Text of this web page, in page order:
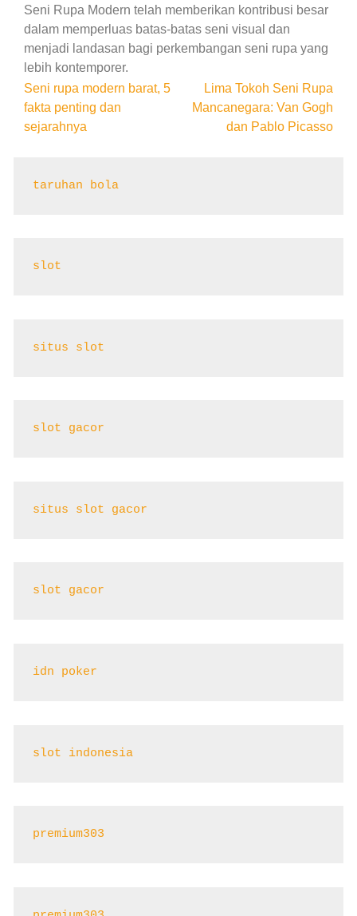
Seni Rupa Modern telah memberikan kontribusi besar
dalam memperluas batas-batas seni visual dan
menjadi landasan bagi perkembangan seni rupa yang
lebih kontemporer.
Post
navigation
Seni rupa modern barat, 5
fakta penting dan
sejarahnya
Lima Tokoh Seni Rupa
Mancanegara: Van Gogh
dan Pablo Picasso
taruhan bola
slot
situs slot
slot gacor
situs slot gacor
slot gacor
idn poker
slot indonesia
premium303